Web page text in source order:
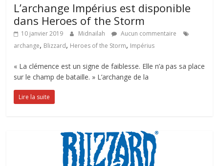
L’archange Impérius est disponible
dans Heroes of the Storm
10 janvier 2019 Midnailah
Aucun commentaire
archange, Blizzard, Heroes of the Storm, Impérius
« La clémence est un signe de faiblesse. Elle n’a pas sa place
sur le champ de bataille. » L’archange de la
Lire la suite